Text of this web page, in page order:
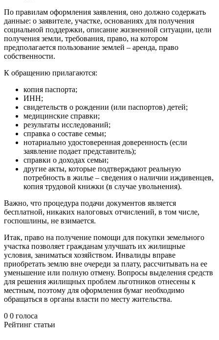
По правилам оформления заявления, оно должно содержать
данные: о заявителе, участке, основаниях для получения
социальной поддержки, описание жизненной ситуации, цели
получения земли, требования, право, на котором
предполагается пользование землей – аренда, право
собственности.
К обращению прилагаются:
копия паспорта;
ИНН;
свидетельств о рождении (или паспортов) детей;
медицинские справки;
результаты исследований;
справка о составе семьи;
нотариально удостоверенная доверенность (если
заявление подает представитель);
справки о доходах семьи;
другие акты, которые подтверждают реальную
потребность в жилье – сведения о наличии иждивенцев,
копия трудовой книжки (в случае увольнения).
Важно, что процедура подачи документов является
бесплатной, никаких налоговых отчислений, в том числе,
госпошлины, не взимается.
Итак, право на получение помощи для покупки земельного
участка позволяет гражданам улучшать их жилищные
условия, заниматься хозяйством. Инвалиды вправе
приобретать землю вне очереди за плату, рассчитывать на ее
уменьшение или полную отмену. Вопросы выделения средств
для решения жилищных проблем льготников отнесены к
местным, поэтому для оформления бумаг необходимо
обращаться в органы власти по месту жительства.
0 0 голоса
Рейтинг статьи